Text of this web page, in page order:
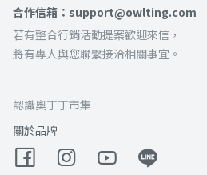
合作信箱：support@owlting.com
若有整合行銷活動提案歡迎來信，
將有專人與您聯繫接洽相關事宜。
認識奧丁丁市集
關於品牌